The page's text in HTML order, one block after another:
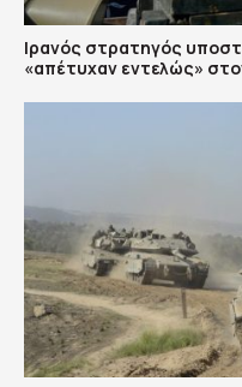
Ιρανός στρατηγός
«απέτυχαν εντελώς»